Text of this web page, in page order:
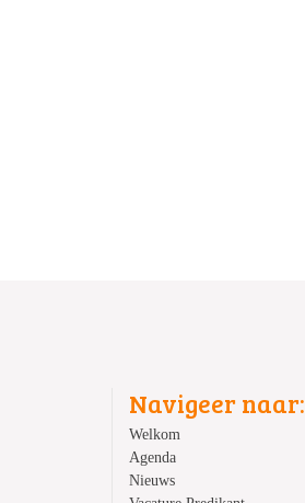
Navigeer naar:
Welkom
Agenda
Nieuws